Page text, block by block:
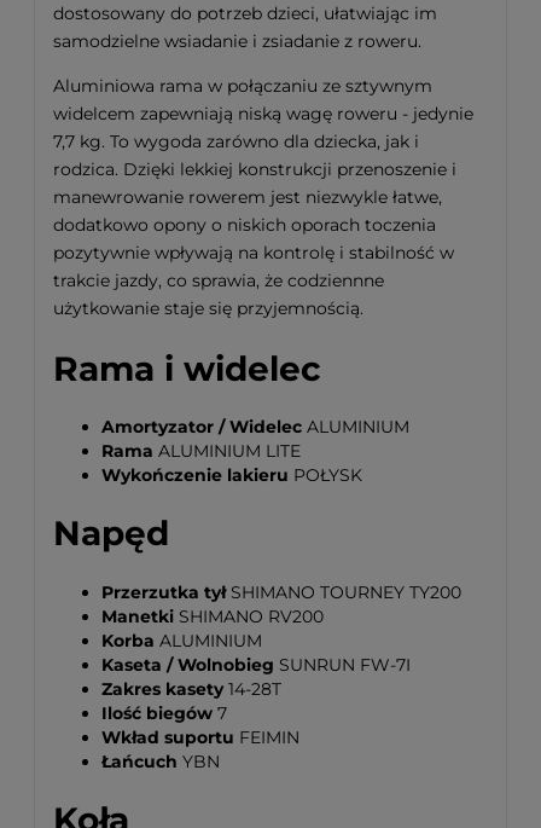
dostosowany do potrzeb dzieci, ułatwiając im
samodzielne wsiadanie i zsiadanie z roweru.
Aluminiowa rama w połączaniu ze sztywnym
widelcem zapewniają niską wagę roweru - jedynie
7,7 kg. To wygoda zarówno dla dziecka, jak i
rodzica. Dzięki lekkiej konstrukcji przenoszenie i
manewrowanie rowerem jest niezwykle łatwe,
dodatkowo opony o niskich oporach toczenia
pozytywnie wpływają na kontrolę i stabilność w
trakcie jazdy, co sprawia, że codziennne
użytkowanie staje się przyjemnością.
Rama i widelec
Amortyzator / Widelec ALUMINIUM
Rama ALUMINIUM LITE
Wykończenie lakieru POŁYSK
Napęd
Przerzutka tył SHIMANO TOURNEY TY200
Manetki SHIMANO RV200
Korba ALUMINIUM
Kaseta / Wolnobieg SUNRUN FW-7I
Zakres kasety14-28T
Ilość biegów 7
Wkład suportu FEIMIN
Łańcuch YBN
Koła